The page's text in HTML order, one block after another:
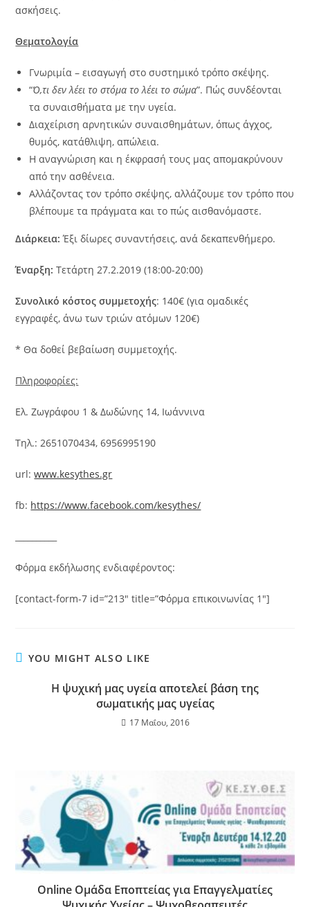
ασκήσεις.
Θεματολογία
Γνωριμία – εισαγωγή στο συστημικό τρόπο σκέψης.
“Ό,τι δεν λέει το στόμα το λέει το σώμα”. Πώς συνδέονται
τα συναισθήματα με την υγεία.
Διαχείριση αρνητικών συναισθημάτων, όπως άγχος,
θυμός, κατάθλιψη, απώλεια.
Η αναγνώριση και η έκφρασή τους μας απομακρύνουν
από την ασθένεια.
Αλλάζοντας τον τρόπο σκέψης, αλλάζουμε τον τρόπο που
βλέπουμε τα πράγματα και το πώς αισθανόμαστε.
Διάρκεια:Έξι δίωρες συναντήσεις, ανά δεκαπενθήμερο.
Έναρξη: Τετάρτη 27.2.2019 (18:00-20:00)
Συνολικό κόστος συμμετοχής: 140€ (για ομαδικές
εγγραφές, άνω των τριών ατόμων 120€)
* Θα δοθεί βεβαίωση συμμετοχής.
Πληροφορίες:
Ελ. Ζωγράφου 1 & Δωδώνης 14, Ιωάννινα
Τηλ.: 2651070434, 6956995190
url:www.kesythes.gr
fb: https://www.facebook.com/kesythes/
Φόρμα εκδήλωσης ενδιαφέροντος:
[contact-form-7 id=”213″ title=”Φόρμα επικοινωνίας 1″]
YOU MIGHT ALSO LIKE
Η ψυχική μας υγεία αποτελεί βάση της
σωματικής μας υγείας
17 Μαΐου, 2016
Online Ομάδα Εποπτείας για Επαγγελματίες